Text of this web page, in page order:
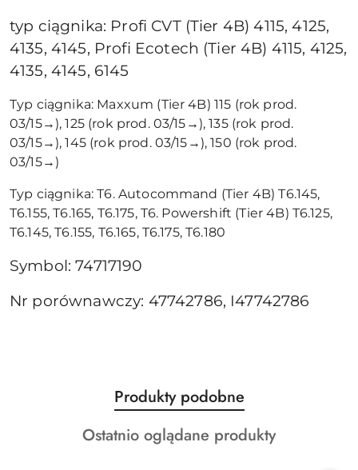
typ ciągnika: Profi CVT (Tier 4B) 4115, 4125,
4135, 4145, Profi Ecotech (Tier 4B) 4115, 4125,
4135, 4145, 6145
Typ ciągnika: Maxxum (Tier 4B) 115 (rok prod.
03/15→), 125 (rok prod. 03/15→), 135 (rok prod.
03/15→), 145 (rok prod. 03/15→), 150 (rok prod.
03/15→)
Typ ciągnika: T6. Autocommand (Tier 4B) T6.145,
T6.155, T6.165, T6.175, T6. Powershift (Tier 4B) T6.125,
T6.145, T6.155, T6.165, T6.175, T6.180
Symbol: 74717190
Nr porównawczy: 47742786, I47742786
Pomiń karuzelę produktów
Produkty
o
statusie:
Produkty podobne
Produkty
Ostatnio oglądane produkty